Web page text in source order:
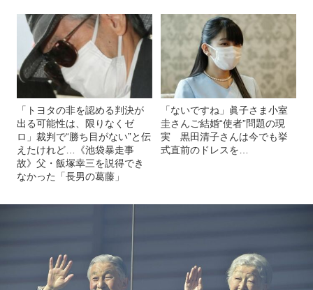
「トヨタの非を認める判決が
出る可能性は、限りなくゼ
ロ」裁判で“勝ち目がない”と伝
えたけれど…《池袋暴走事
故》父・飯塚幸三を説得でき
なかった「長男の葛藤」
「ないですね」眞子さま小室
圭さんご結婚“使者”問題の現
実 黒田清子さんは今でも挙
式直前のドレスを…